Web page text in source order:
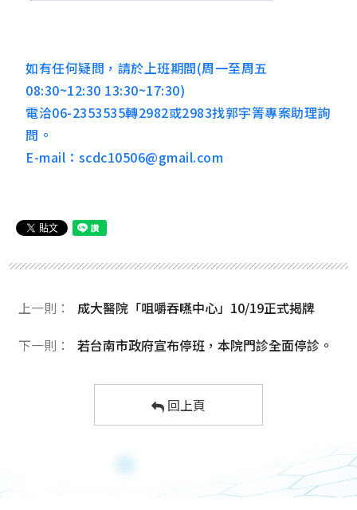
如有任何疑問，請於上班期間(周一至周五
08:30~12:30 13:30~17:30)
電洽06-2353535轉2982或2983找郭宇箐專案助理詢
問。
E-mail： scdc10506@gmail.com
上一則：
成大醫院「咀嚼吞嚥中心」10/19正式揭牌
下一則：
若台南市政府宣布停班，本院門診全面停診。
回上頁